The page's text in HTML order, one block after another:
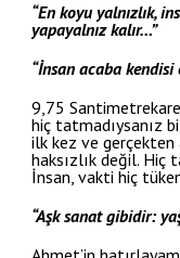
“En koyu yalnızlık,
yapayalnız kalır…”
“İnsan acaba
9,75
hiç tatmadıysanız
ilk kez ve gerçekten
haksızlık değil. Hiç
İnsan, vakti hiç
“Aşk sanat gibidir: